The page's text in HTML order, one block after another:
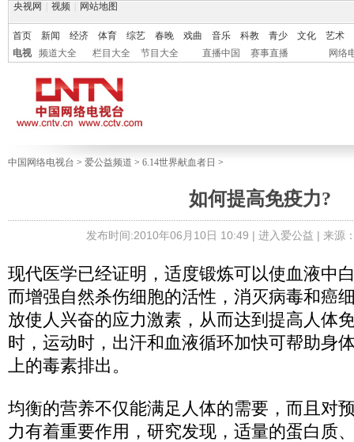
央视网 视频 网站地图
首页 新闻 经济 体育 综艺 春晚 戏曲 音乐 科教 青少 文化
艺术
电视
频道大全 栏目大全 节目大全 直播中国 赛事直播 网络
中国网络电视台 > 爱公益频道 > 6.14世界献血者日 >
如何提高免疫力?
发布时间:2010年06月10日 10:49 | 进入爱公益 | 来源
现代医学已经证明，适度锻炼可以使血液中
而增强自然杀伤细胞的活性，消灭病毒和癌
放使人兴奋的应力激素，从而达到提高人体
时，运动时，出汗和血液循环加快可帮助身
上的毒素排出。
均衡的营养不仅能满足人体的需要，而且对
力有着重要作用，研究发现，适量的蛋白质